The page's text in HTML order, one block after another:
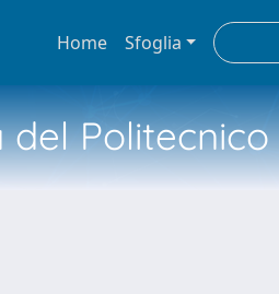
Home Sfoglia